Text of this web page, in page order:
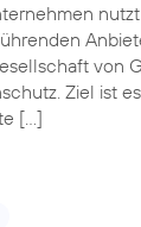
von
Ziel ist
[…]